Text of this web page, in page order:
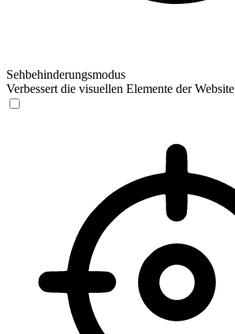
Sehbehinderungsmodus
Verbessert die visuellen Elemente der Website